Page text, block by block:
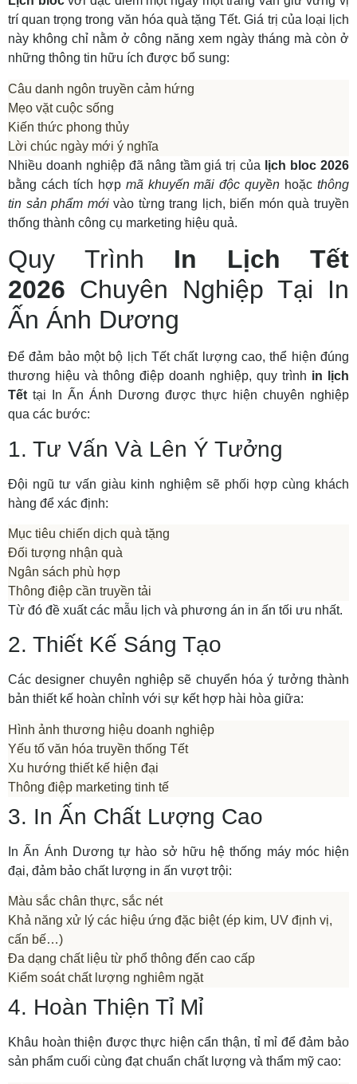
trí quan trọng trong văn hóa quà tặng Tết. Giá trị của loại lịch
này không chỉ nằm ở công năng xem ngày tháng mà còn ở
những thông tin hữu ích được bổ sung:
Câu danh ngôn truyền cảm hứng
Mẹo vặt cuộc sống
Kiến thức phong thủy
Lời chúc ngày mới ý nghĩa
Nhiều doanh nghiệp đã nâng tầm giá trị của
lịch bloc 2026
bằng cách tích hợp mã khuyến mãi độc quyền hoặcthông
tin sản phẩm mớivào từng trang lịch, biến món quà truyền
thống thành công cụ marketing hiệu quả.
Quy Trình In Lịch Tết
2026 Chuyên Nghiệp Tại In
Ấn Ánh Dương
Để đảm bảo một bộ lịch Tết chất lượng cao, thể hiện đúng
thương hiệu và thông điệp doanh nghiệp, quy trình in lịch
Tết tại In Ấn Ánh Dương được thực hiện chuyên nghiệp
qua các bước:
1. Tư Vấn Và Lên Ý Tưởng
Đội ngũ tư vấn giàu kinh nghiệm sẽ phối hợp cùng khách
hàng để xác định:
Mục tiêu chiến dịch quà tặng
Đối tượng nhận quà
Ngân sách phù hợp
Thông điệp cần truyền tải
Từ đó đề xuất các mẫu lịch và phương án in ấn tối ưu nhất.
2. Thiết Kế Sáng Tạo
Các designer chuyên nghiệp sẽ chuyển hóa ý tưởng thành
bản thiết kế hoàn chỉnh với sự kết hợp hài hòa giữa:
Hình ảnh thương hiệu doanh nghiệp
Yếu tố văn hóa truyền thống Tết
Xu hướng thiết kế hiện đại
Thông điệp marketing tinh tế
3. In Ấn Chất Lượng Cao
In Ấn Ánh Dương tự hào sở hữu hệ thống máy móc hiện
đại, đảm bảo chất lượng in ấn vượt trội:
Màu sắc chân thực, sắc nét
Khả năng xử lý các hiệu ứng đặc biệt (ép kim, UV định vị,
cấn bế…)
Đa dạng chất liệu từ phổ thông đến cao cấp
Kiểm soát chất lượng nghiêm ngặt
4. Hoàn Thiện Tỉ Mỉ
Khâu hoàn thiện được thực hiện cẩn thận, tỉ mỉ để đảm bảo
sản phẩm cuối cùng đạt chuẩn chất lượng và thẩm mỹ cao: